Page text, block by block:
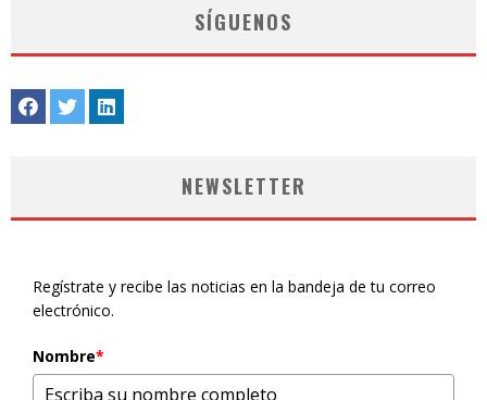
SÍGUENOS
NEWSLETTER
Regístrate y recibe las noticias en la bandeja de tu correo
electrónico.
Nombre*